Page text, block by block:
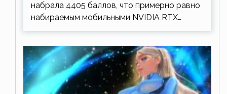
набрала 4405 баллов, что примерно равно
набираемым мобильными NVIDIA RTX…